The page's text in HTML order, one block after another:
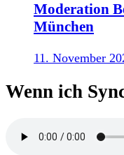
Moderation
München
11. November
Wenn ich